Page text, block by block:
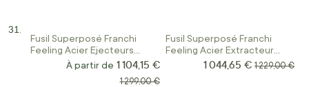
Fusil Superposé Franchi
Feeling Acier Ejecteurs
Calibre 12/76À partir de 1 104,15 €
Prix normal
1 299,00 €
Fusil Superposé Franchi
Feeling Acier Extracteur
Calibre 12Prix Spécial
1 044,65 € Prix normal
1 229,00 €